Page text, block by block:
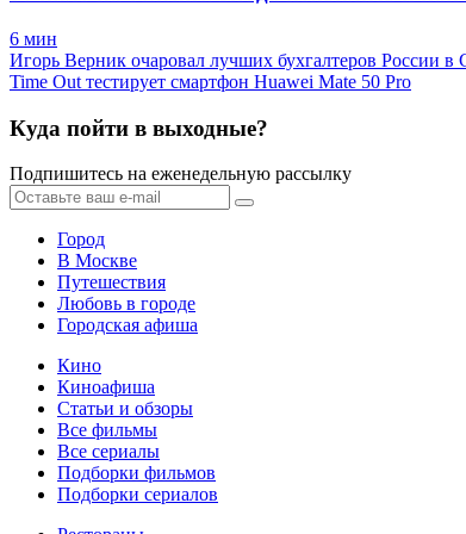
6 мин
Игорь Верник очаровал лучших бухгалтеров России в
Time Out тестирует смартфон Huawei Mate 50 Pro
Куда пойти в выходные?
Подпишитесь на еженедельную рассылку
Город
В Москве
Путешествия
Любовь в городе
Городская афиша
Кино
Киноафиша
Статьи и обзоры
Все фильмы
Все сериалы
Подборки фильмов
Подборки сериалов